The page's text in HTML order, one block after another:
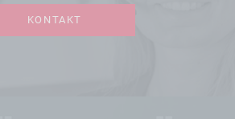
KONTAKT